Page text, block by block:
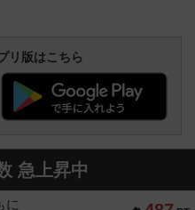
リ版はこちら
急上昇中
に